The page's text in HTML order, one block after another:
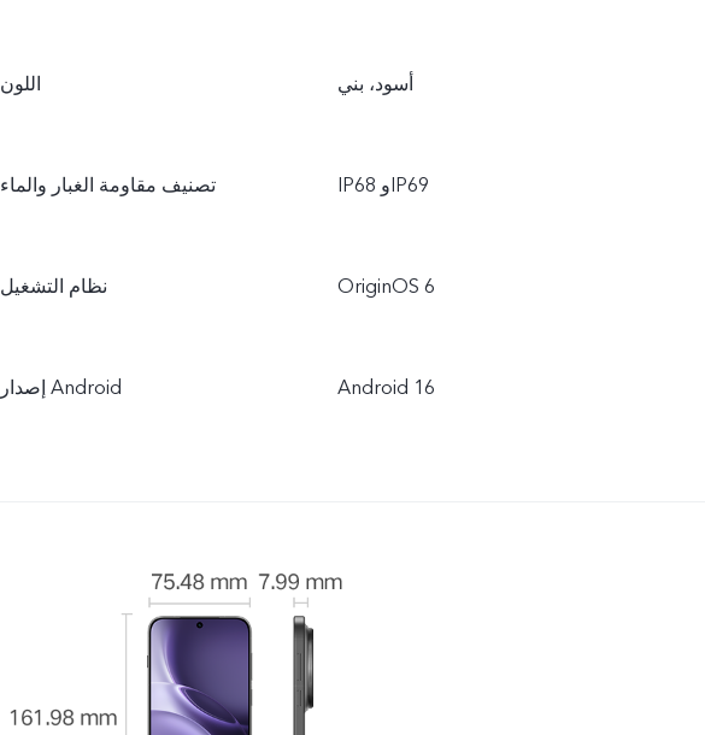
اللون أسود، بني
تصنيف مقاومة الغبار والماء IP68 وIP69
نظام التشغيل OriginOS 6
إصدار Android Android 16